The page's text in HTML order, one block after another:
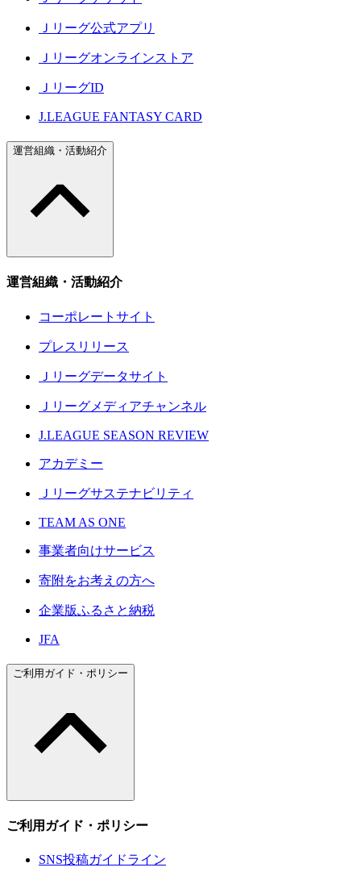
Ｊリーグ公式アプリ
Ｊリーグオンラインストア
ＪリーグID
J.LEAGUE FANTASY CARD
運営組織・活動紹介
運営組織・活動紹介
コーポレートサイト
プレスリリース
Ｊリーグデータサイト
Ｊリーグメディアチャンネル
J.LEAGUE SEASON REVIEW
アカデミー
Ｊリーグサステナビリティ
TEAM AS ONE
事業者向けサービス
寄附をお考えの方へ
企業版ふるさと納税
JFA
ご利用ガイド・ポリシー
ご利用ガイド・ポリシー
SNS投稿ガイドライン